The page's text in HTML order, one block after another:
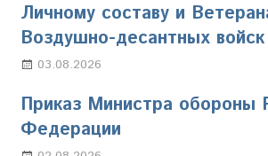
Личному составу и
Воздушно-десантных войск
03.08.2026
Приказ Министра обороны
Федерации